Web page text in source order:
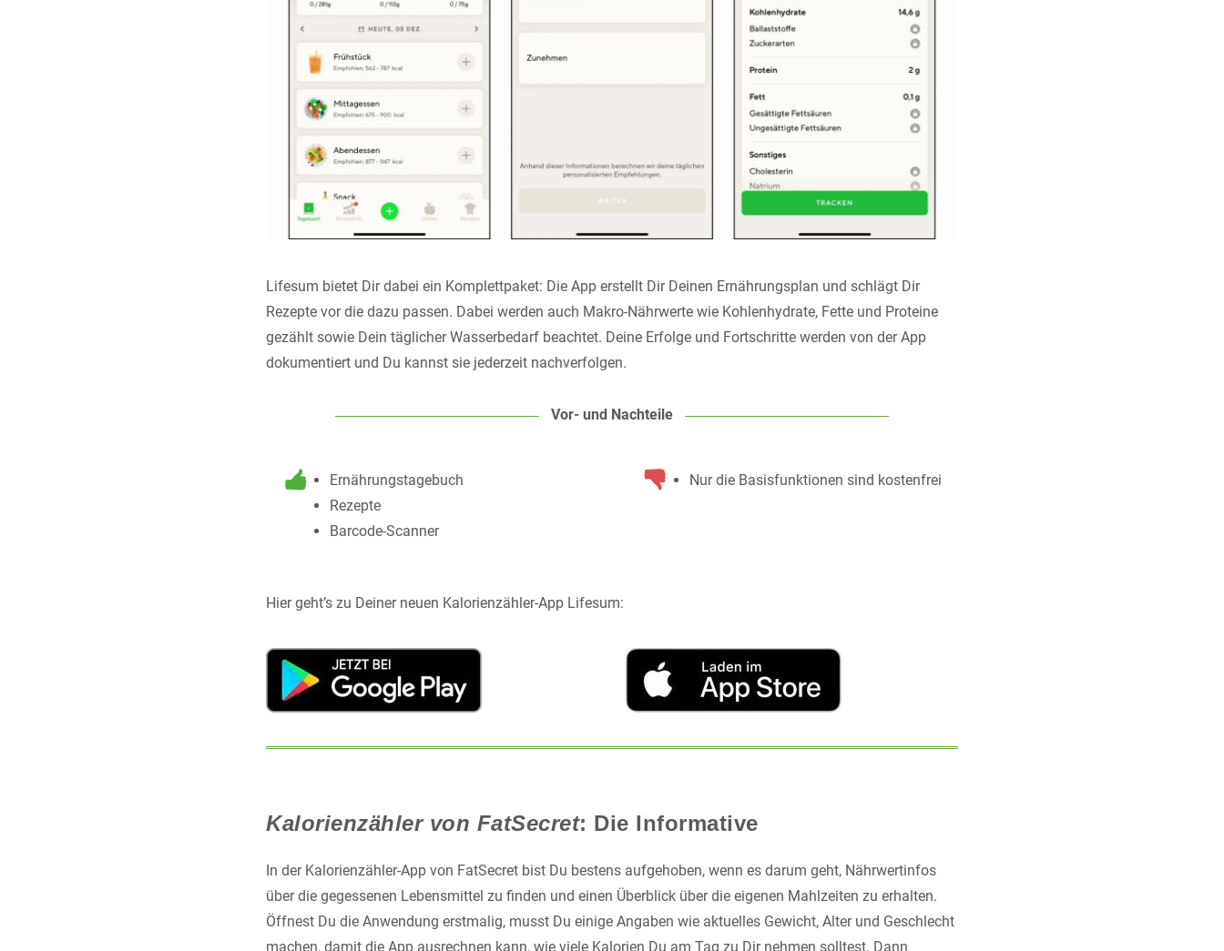
Lifesum bietet Dir dabei ein Komplettpaket: Die App erstellt Dir Deinen Ernährungsplan und schlägt Dir
Rezepte vor die dazu passen. Dabei werden auch Makro-Nährwerte wie Kohlenhydrate, Fette und Proteine
gezählt sowie Dein täglicher Wasserbedarf beachtet. Deine Erfolge und Fortschritte werden von der App
dokumentiert und Du kannst sie jederzeit nachverfolgen.
Vor- und Nachteile
Ernährungstagebuch
Rezepte
Barcode-Scanner
Nur die Basisfunktionen sind kostenfrei
Hier geht’s zu Deiner neuen Kalorienzähler-App Lifesum:
Kalorienzähler von FatSecret: Die Informative
In der Kalorienzähler-App von FatSecret bist Du bestens aufgehoben, wenn es darum geht, Nährwertinfos
über die gegessenen Lebensmittel zu finden und einen Überblick über die eigenen Mahlzeiten zu erhalten.
Öffnest Du die Anwendung erstmalig, musst Du einige Angaben wie aktuelles Gewicht, Alter und Geschlecht
machen, damit die App ausrechnen kann, wie viele Kalorien Du am Tag zu Dir nehmen solltest. Dann